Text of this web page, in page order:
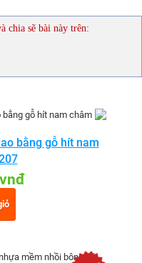
chia sẽ bài này trên:
bằng gỗ hít nam